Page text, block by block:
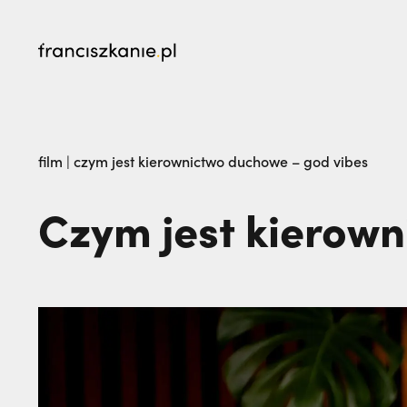
„Nie jedź na misje, dopóki matka żyje!” |
film | czym jest kierownictwo duchowe – god vibes
Czym jest